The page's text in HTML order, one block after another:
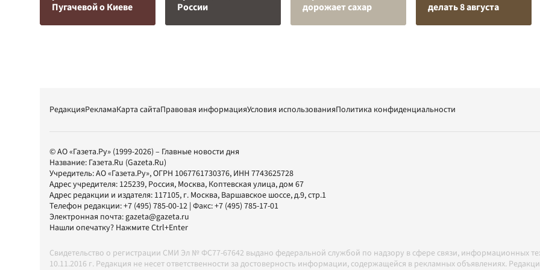
Пугачевой о Киеве
России
дорожает сахар
делать 8 августа
РедакцияРекламаКарта сайтаПравовая информацияУсловия использованияПолитика конфиденциальности
© АО «Газета.Ру» (1999-2026) – Главные новости дня
Название: Газета.Ru (Gazeta.Ru)
Учредитель:АО «Газета.Ру», ОГРН 1067761730376, ИНН 7743625728
Адрес учредителя: 125239, Россия, Москва, Коптевская улица, дом 67
Адрес редакции и издателя: 117105, г. Москва, Варшавское шоссе, д.9, стр.1
Телефон редакции:+7 (495) 785-00-12 | Факс:+7 (495) 785-17-01
Электронная почта:gazeta@gazeta.ru
Нашли опечатку? Нажмите Ctrl+Enter
Свидетельство о регистрации СМИ Эл № ФС77-67642 выдано федеральной службой по надзору в сфере связи, информационных
10.11.2016 г. Редакция не несет ответственности за достоверность информации, содержащейся в рекламных объявлениях.